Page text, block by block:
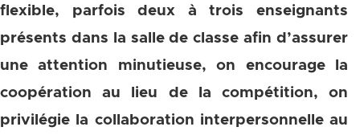
flexible, parfois deux à trois enseignants
présents dans la salle de classe afin d’assurer
une attention minutieuse, on encourage la
coopération au lieu de la compétition, on
privilégie la collaboration interpersonnelle au